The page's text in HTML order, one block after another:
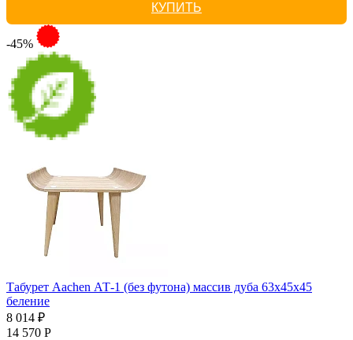
КУПИТЬ
-45%
Табурет Aachen АТ-1 (без футона) массив дуба 63х45х45
беление
8 014 ₽
14 570 Р